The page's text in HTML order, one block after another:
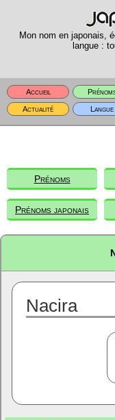
Mon nom en japonais,
langue :
Accueil
Actualité
Langue
Prénoms
Prénoms japonais
Nacira